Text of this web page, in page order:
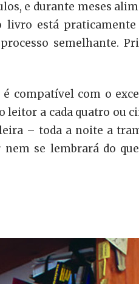
e durante meses
livro está
semelhante.
compatível com o
a cada quatro ou
– toda a noite a
se lembrará do